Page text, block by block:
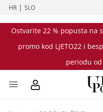
HR |SLO
Ostvarite 22 % popusta na
promo kod LJETO22 i
periodu od